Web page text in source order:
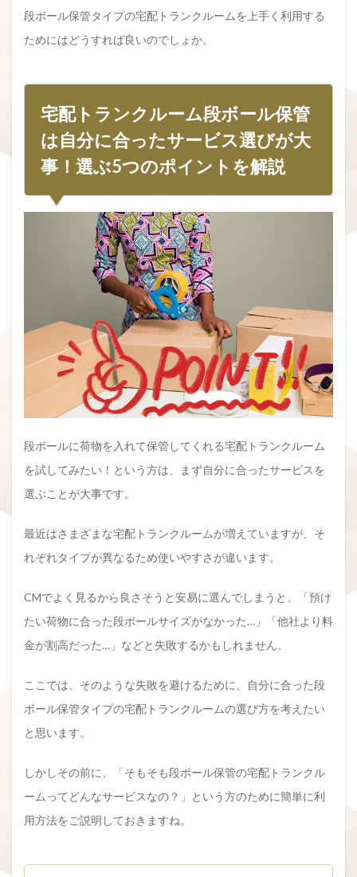
段ボール保管タイプの宅配トランクルームを上手く利用する
ためにはどうすれば良いのでしょか。
宅配トランクルーム段ボール保管
は自分に合ったサービス選びが大
事！選ぶ5つのポイントを解説
段ボールに荷物を入れて保管してくれる宅配トランクルーム
を試してみたい！という方は、まず自分に合ったサービスを
選ぶことが大事です。
最近はさまざまな宅配トランクルームが増えていますが、そ
れぞれタイプが異なるため使いやすさが違います。
CMでよく見るから良さそうと安易に選んでしまうと、「預け
たい荷物に合った段ボールサイズがなかった…」「他社より料
金が割高だった…」などと失敗するかもしれません。
ここでは、そのような失敗を避けるために、自分に合った段
ボール保管タイプの宅配トランクルームの選び方を考えたい
と思います。
しかしその前に、「そもそも段ボール保管の宅配トランクル
ームってどんなサービスなの？」という方のために簡単に利
用方法をご説明しておきますね。